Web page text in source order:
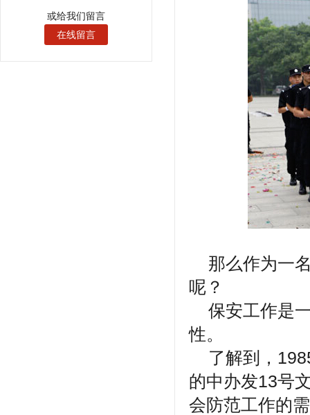
或给我们留言
在线留言
那么作为一
呢？
保安工作是
性。
了解到，
的中办发13号
会防范工作的